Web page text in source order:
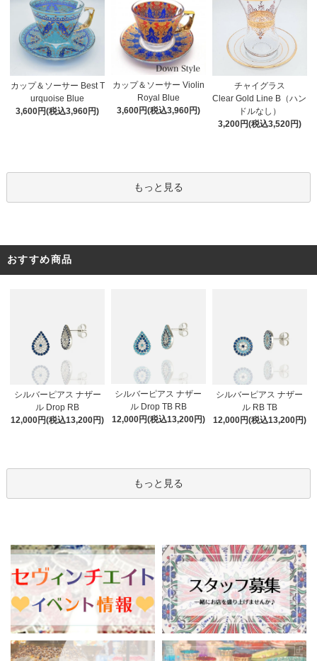
カップ＆ソーサー Best T
urquoise Blue
3,600円(税込3,960円)
カップ＆ソーサー Violin
Royal Blue
3,600円(税込3,960円)
チャイグラス
Clear Gold Line B（ハン
ドルなし）
3,200円(税込3,520円)
もっと見る
おすすめ商品
シルバーピアス ナザー
ル Drop RB
12,000円(税込13,200円)
シルバーピアス ナザー
ル Drop TB RB
12,000円(税込13,200円)
シルバーピアス ナザー
ル RB TB
12,000円(税込13,200円)
もっと見る